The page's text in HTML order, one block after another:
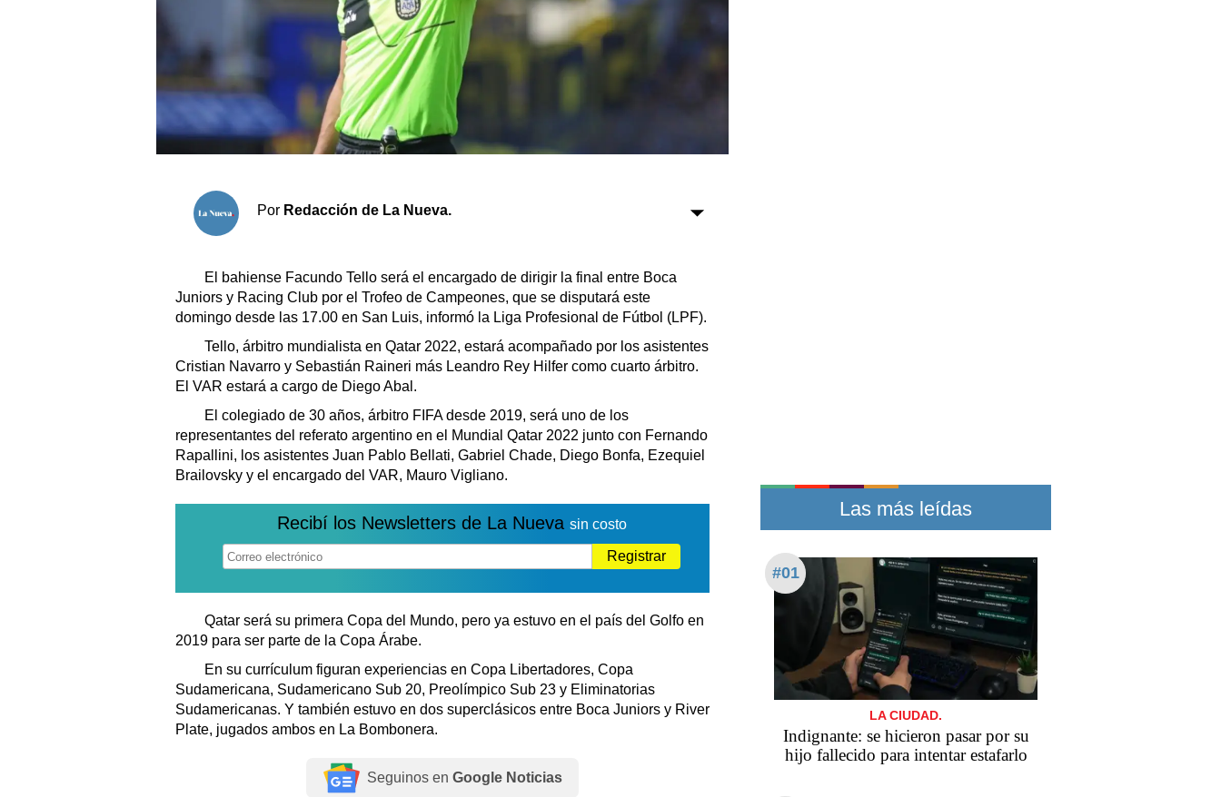
Sociedad y tiempo libre
Sociedad
Tecnología
Turismo
Salud
Es viral
El tiempo
Fúnebres
Clasificados
Suplementos
Servicios
Farmacias
Transportes
Loterías
Datos Útiles
Fúnebres
Edictos
Teléfonos de urgencia
Por Redacción de La Nueva.
El bahiense Facundo Tello será el encargado de dirigir la final entre Boca
Juniors y Racing Club por el Trofeo de Campeones, que se disputará este
domingo desde las 17.00 en San Luis, informó la Liga Profesional de Fútbol (LPF).
Tello, árbitro mundialista en Qatar 2022, estará acompañado por los asistentes
Cristian Navarro y Sebastián Raineri más Leandro Rey Hilfer como cuarto árbitro.
El VAR estará a cargo de Diego Abal.
El colegiado de 30 años, árbitro FIFA desde 2019, será uno de los
representantes del referato argentino en el Mundial Qatar 2022 junto con Fernando
Rapallini, los asistentes Juan Pablo Bellati, Gabriel Chade, Diego Bonfa, Ezequiel
Brailovsky y el encargado del VAR, Mauro Vigliano.
Recibí los Newsletters de La Nueva sin costo
Registrar
Qatar será su primera Copa del Mundo, pero ya estuvo en el país del Golfo en
2019 para ser parte de la Copa Árabe.
En su currículum figuran experiencias en Copa Libertadores, Copa
Sudamericana, Sudamericano Sub 20, Preolímpico Sub 23 y Eliminatorias
Sudamericanas. Y también estuvo en dos superclásicos entre Boca Juniors y River
Plate, jugados ambos en La Bombonera.
Seguinos en Google Noticias
Las más leídas
#01
LA CIUDAD.
Indignante: se hicieron pasar por su
hijo fallecido para intentar estafarlo